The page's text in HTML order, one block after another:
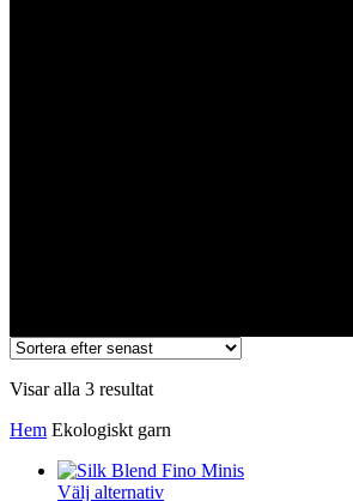
Visar alla 3 resultatSortera
senaste
Hem Ekologiskt garn
Välj alternativDen